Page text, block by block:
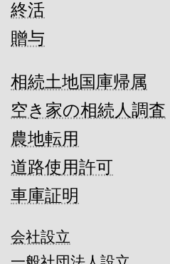
終活
贈与
相続土地国庫帰属
空き家の相続人調査
農地転用
道路使用許可
車庫証明
会社設立